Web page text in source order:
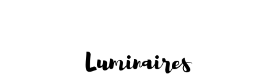
Luminaires